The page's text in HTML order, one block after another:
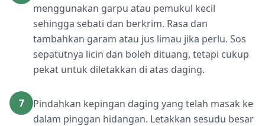
menggunakan garpu atau pemukul kecil
sehingga sebati dan berkrim. Rasa dan
tambahkan garam atau jus limau jika perlu. Sos
sepatutnya licin dan boleh dituang, tetapi cukup
pekat untuk diletakkan di atas daging.
7
Pindahkan kepingan daging yang telah masak ke
dalam pinggan hidangan. Letakkan sesudu besar